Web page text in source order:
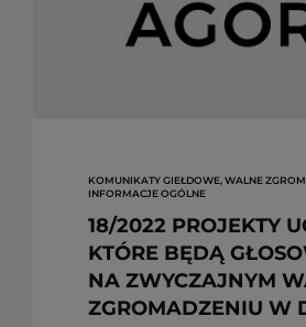
KOMUNIKATY GIEŁDOWE, WALNE
INFORMACJE OGÓLNE
18/2022 PROJEKTY
KTÓRE BĘDĄ
NA ZWYCZAJNYM
ZGROMADZENIU W